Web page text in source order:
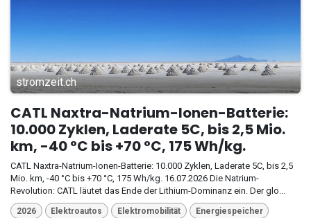
stromzeit.ch
CATL Naxtra-Natrium-Ionen-Batterie:
10.000 Zyklen, Laderate 5C, bis 2,5 Mio.
km, -40 °C bis +70 °C, 175 Wh/kg.
CATL Naxtra-Natrium-Ionen-Batterie: 10.000 Zyklen, Laderate 5C, bis 2,5
Mio. km, -40 °C bis +70 °C, 175 Wh/kg. 16.07.2026 Die Natrium-
Revolution: CATL läutet das Ende der Lithium-Dominanz ein. Der glo...
2026 Elektroautos Elektromobilität Energiespeicher